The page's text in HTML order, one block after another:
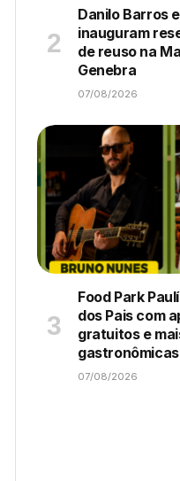
Danilo Barros
inauguram
de reuso na
Genebra
07/08/2026
Food Park
dos Pais com
gratuitos e
gastronômicas
07/08/2026